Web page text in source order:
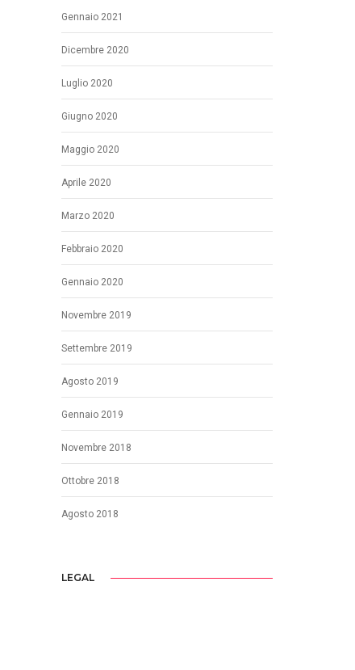
Gennaio 2021
Dicembre 2020
Luglio 2020
Giugno 2020
Maggio 2020
Aprile 2020
Marzo 2020
Febbraio 2020
Gennaio 2020
Novembre 2019
Settembre 2019
Agosto 2019
Gennaio 2019
Novembre 2018
Ottobre 2018
Agosto 2018
LEGAL